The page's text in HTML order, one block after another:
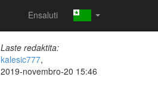
Ensaluti
Laste redaktita:
kalesic777,
2019-novembro-20 15:46